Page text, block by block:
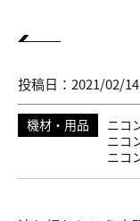
投稿日：2021/02/14
機材・用品
ニコ
ニコ
ニコ